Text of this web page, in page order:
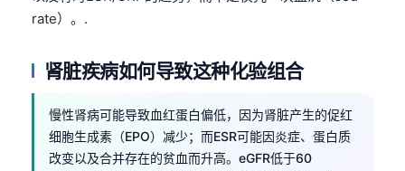
rate）。.
肾脏疾病如何导致这种化验组合
慢性肾病可能导致血红蛋白偏低，因为肾脏产生的促红
细胞生成素（EPO）减少；而ESR可能因炎症、蛋白质
改变以及合并存在的贫血而升高。eGFR低于60